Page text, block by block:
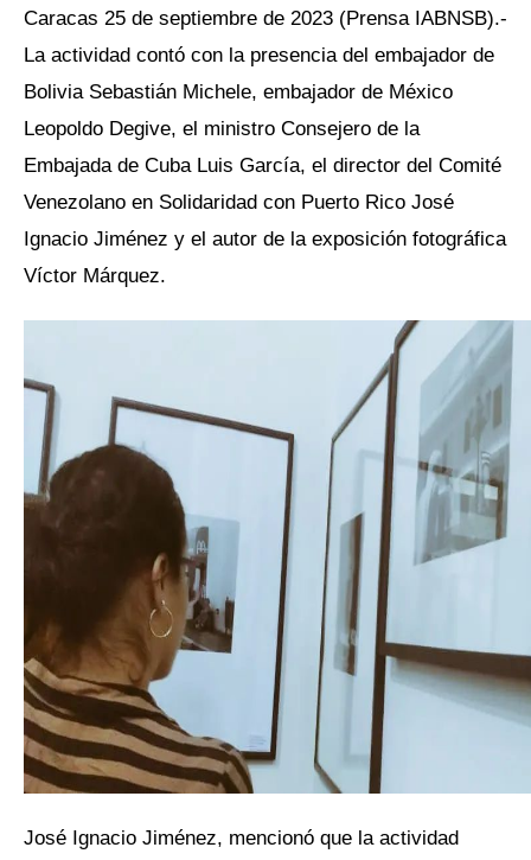
Caracas 25 de septiembre de 2023 (Prensa IABNSB).-
La actividad contó con la presencia del embajador de
Bolivia Sebastián Michele, embajador de México
Leopoldo Degive, el ministro Consejero de la
Embajada de Cuba Luis García, el director del Comité
Venezolano en Solidaridad con Puerto Rico José
Ignacio Jiménez y el autor de la exposición fotográfica
Víctor Márquez.
José Ignacio Jiménez, mencionó que la actividad